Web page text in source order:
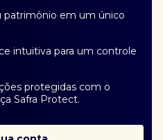
patrimônio em um único
intuitiva para um controle
protegidas com o
Safra Protect.